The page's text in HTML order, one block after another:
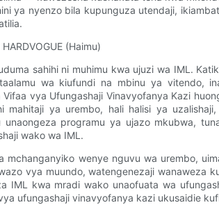
ya nyenzo bila kupunguza utendaji,
(Haimu)
sahihi ni muhimu kwa ujuzi wa IML.
wa kiufundi na mbinu ya vitendo,
Vifaa vya Ufungashaji Vinavyofanya Kazi
mahitaji ya urembo, hali halisi ya
unaongeza programu ya ujazo mkubwa,
wako wa IML.
mchanganyiko wenye nguvu wa urembo,
vya muundo, watengenezaji wanaweza
IML kwa mradi wako unaofuata wa
ufungashaji vinavyofanya kazi ukusaidie